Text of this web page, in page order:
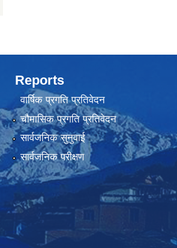
Reports
वार्षिक प्रगति प्रतिवेदन
चौमासिक प्रगति प्रतिवेदन
सार्वजनिक सुनुवाई
सार्वजनिक परीक्षण